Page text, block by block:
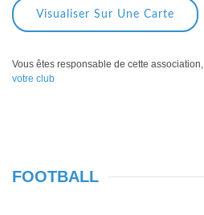
Visualiser Sur Une Carte
Vous êtes responsable de cette association,
votre club
FOOTBALL